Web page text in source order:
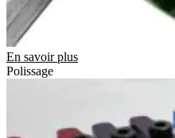
En savoir plus
Polissage